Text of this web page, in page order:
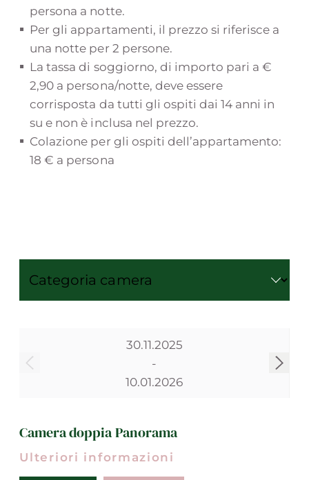
persona a notte.
Per gli appartamenti, il prezzo si riferisce a
una notte per 2 persone.
La tassa di soggiorno, di importo pari a €
2,90 a persona/notte, deve essere
corrisposta da tutti gli ospiti dai 14 anni in
su e non è inclusa nel prezzo.
Colazione per gli ospiti dell’appartamento:
18 € a persona
30.11.2025
-
10.01.2026
Camera doppia Panorama
Ulteriori informazioni